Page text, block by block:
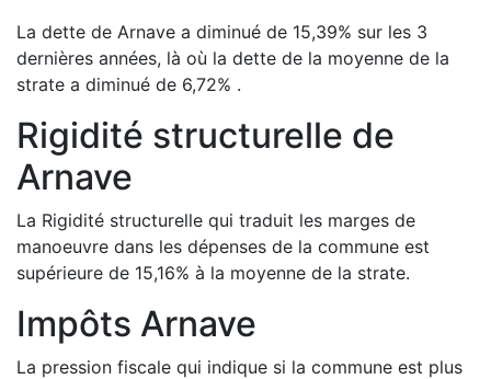
La dette de Arnave a diminué de 15,39% sur les 3
dernières années, là où la dette de la moyenne de la
strate a diminué de 6,72% .
Rigidité structurelle de
Arnave
La Rigidité structurelle qui traduit les marges de
manoeuvre dans les dépenses de la commune est
supérieure de 15,16% à la moyenne de la strate.
Impôts Arnave
La pression fiscale qui indique si la commune est plus